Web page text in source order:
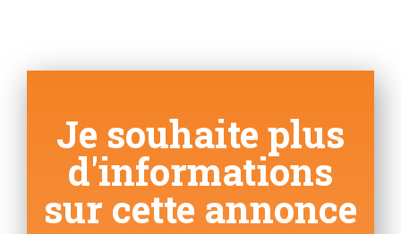
Je souhaite plus
d'informations
sur cette annonce